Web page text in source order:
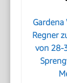
Regner
von 28-